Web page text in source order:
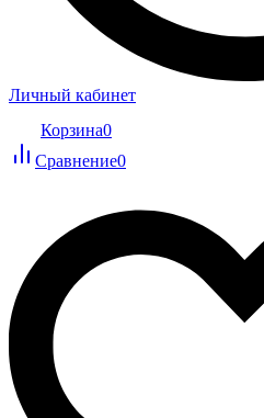
Личный кабинет
Корзина0
Сравнение0